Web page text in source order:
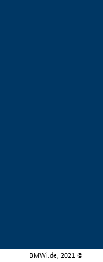
BMWi.de, 2021 ©